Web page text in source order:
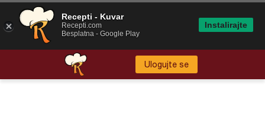
Ulogujte se
Recepti - Kuvar
Recepti.com
Besplatna - Google Play
Instalirajte